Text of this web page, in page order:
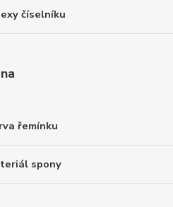
číselníku
řemínku
spony